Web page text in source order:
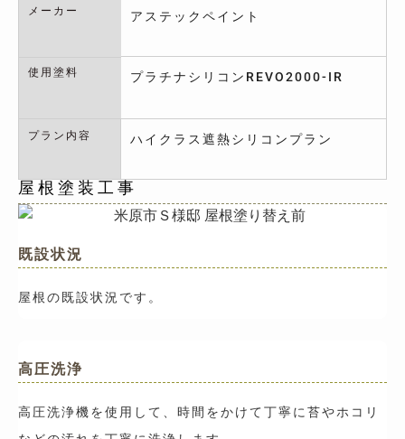
メーカー アステックペイント
使用塗料 プラチナシリコンREVO2000-IR
プラン内容 ハイクラス遮熱シリコンプラン
屋根塗装工事
既設状況
屋根の既設状況です。
高圧洗浄
高圧洗浄機を使用して、時間をかけて丁寧に苔やホコリ